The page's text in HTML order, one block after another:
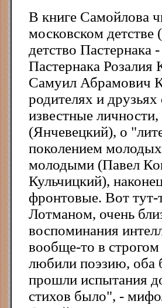
В книге Самойлова
московском детстве
детство Пастернака
Пастернака
Самуил Абрамович
родителях и
известные
(Янчевецкий), о
поколением
молодыми (Павел
Кульчицкий),
фронтовые. Вот
Лотманом, очень
воспоминания
вообще-то в
любили поэзию,
прошли испытания
стихов было", -